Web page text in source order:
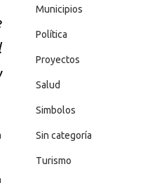
Municipios
Política
Proyectos
Salud
Simbolos
Sin categoría
Turismo